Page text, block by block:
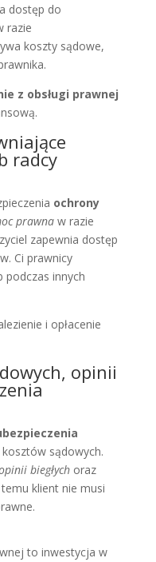
dostęp do
razie
koszty sądowe,
z obsługi prawnej
radcy
ochrony
prawnaw razie
zapewnia dostęp
Ci prawnicy
podczas innych
i opłacenie
opinii
sądowych.
biegłychoraz
klient nie musi
to inwestycja w